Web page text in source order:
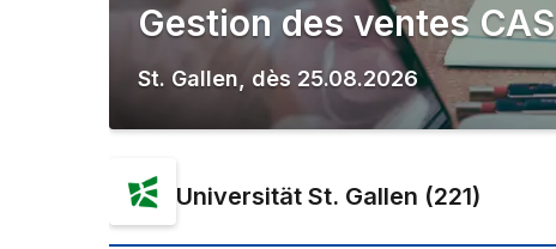
Gestion des ventes CAS
St. Gallen, dès 25.08.2026
Universität St. Gallen (221)